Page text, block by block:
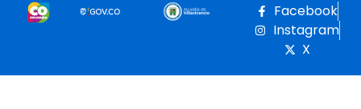
Facebook
Instagram
X